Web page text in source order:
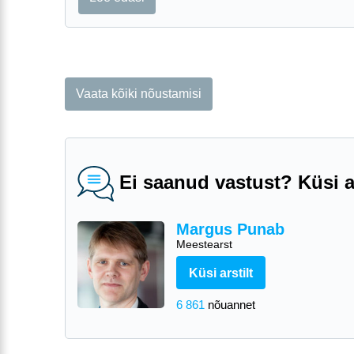
Vaata kõiki nõustamisi
Ei saanud vastust? Küsi
Margus Punab
Meestearst
Küsi arstilt
6 861 nõuannet